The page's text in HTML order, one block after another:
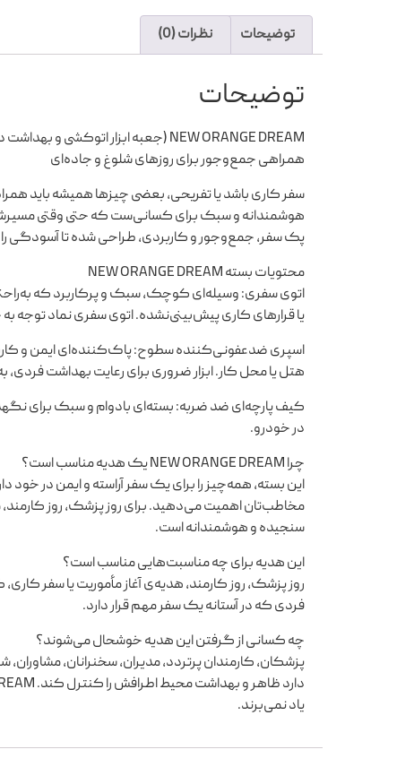
توضیحات نظرات (0)
توضیحات
NEW ORANGE DREAM (جعبه ابزار اتوکشی و بهداشت در سفر)
همراهی جمع‌وجور برای روزهای شلوغ و جاده‌ای
هوشمندانه و سبک برای کسانی‌ست که حتی وقتی
پک سفر، جمع‌وجور و کاربردی، طراحی شده تا آسودگی
محتویات بسته NEW ORANGE DREAM
اتوی سفری: وسیله‌ای کوچک، سبک و پرکاربرد که
یا قرارهای کاری پیش‌بینی‌نشده. اتوی سفری نماد توجه به
اسپری ضدعفونی‌کننده سطوح: پاک‌کننده‌ای ایمن و
هتل یا محل کار. ابزار ضروری برای رعایت بهداشت فردی،
کیف پارچه‌ای ضد ضربه: بسته‌ای بادوام و سبک برای
در خودرو.
چرا NEW ORANGE DREAM یک هدیه مناسب است؟
این بسته، همه‌چیز را برای یک سفر آراسته و ایمن در
مخاطب‌تان اهمیت می‌دهید. برای روز پزشک، روز
سنجیده و هوشمندانه است.
این هدیه برای چه مناسبت‌هایی مناسب است؟
روز پزشک، روز کارمند، هدیه‌ی آغاز مأموریت یا سفر
فردی که در آستانه یک سفر مهم قرار دارد.
چه کسانی از گرفتن این هدیه خوشحال می‌شوند؟
پزشکان، کارمندان پرتردد، مدیران، سخنرانان،
یاد نمی‌برند.